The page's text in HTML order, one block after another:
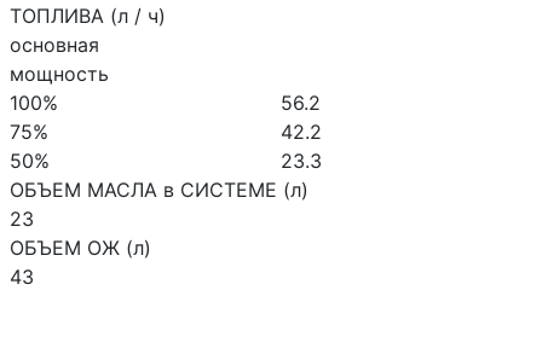
ТОПЛИВА (л / ч)
основная
мощность
100%
56.2
75%
42.2
50%
23.3
ОБЪЕМ МАСЛА в СИСТЕМЕ (л)
23
ОБЪЕМ ОЖ (л)
43